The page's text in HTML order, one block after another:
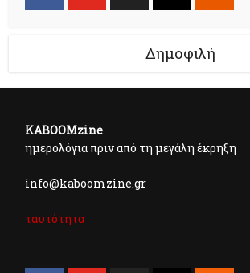
Δημοφιλή
KABOOMzine
ημερολόγια πριν από τη μεγάλη έκρηξη
info@kaboomzine.gr
ταυτότητα